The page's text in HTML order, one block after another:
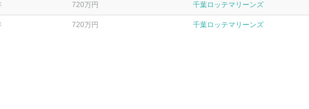
720万円 千葉ロッテマリーンズ
720万円 千葉ロッテマリーンズ